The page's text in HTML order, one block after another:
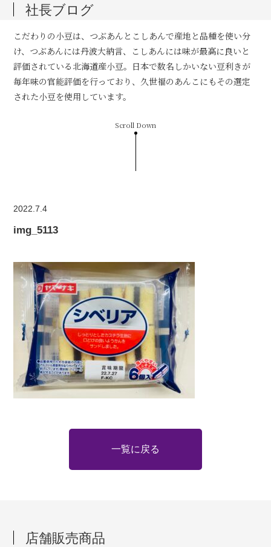
社長ブログ
こだわりの小豆は、つぶあんとこしあんで産地と品種を使い分
け、つぶあんには丹波大納言、こしあんには味が最高に良いと
評価されている北海道産小豆。日本で数名しかいない豆利きが
毎年味の官能評価を行っており、久世福のあんこにもその選定
された小豆を使用しています。
Scroll Down
2022.7.4
img_5113
一覧に戻る
店舗販売商品